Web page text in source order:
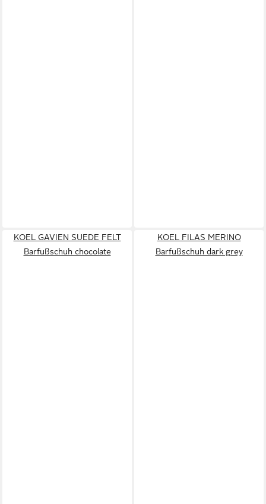
KOEL GAVIEN SUEDE FELT
Barfußschuh chocolate
KOEL FILAS MERINO
Barfußschuh dark grey